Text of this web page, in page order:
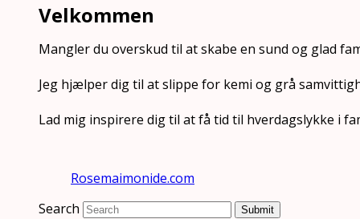
Velkommen
Mangler du overskud til at skabe en sund og glad
Jeg hjælper dig til at slippe for kemi og grå
Lad mig inspirere dig til at få tid til hverdagslykke i
Rosemaimonide.com
Search
Submit